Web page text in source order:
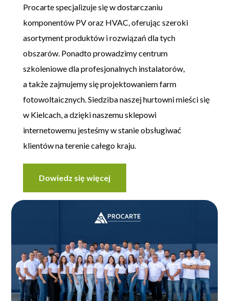
Procarte specjalizuje się w dostarczaniu
komponentów PV oraz HVAC, oferując szeroki
asortyment produktów i rozwiązań dla tych
obszarów. Ponadto prowadzimy centrum
szkoleniowe dla profesjonalnych instalatorów,
a także zajmujemy się projektowaniem farm
fotowoltaicznych. Siedziba naszej hurtowni mieści się
w Kielcach, a dzięki naszemu sklepowi
internetowemu jesteśmy w stanie obsługiwać
klientów na terenie całego kraju.
Dowiedz się więcej